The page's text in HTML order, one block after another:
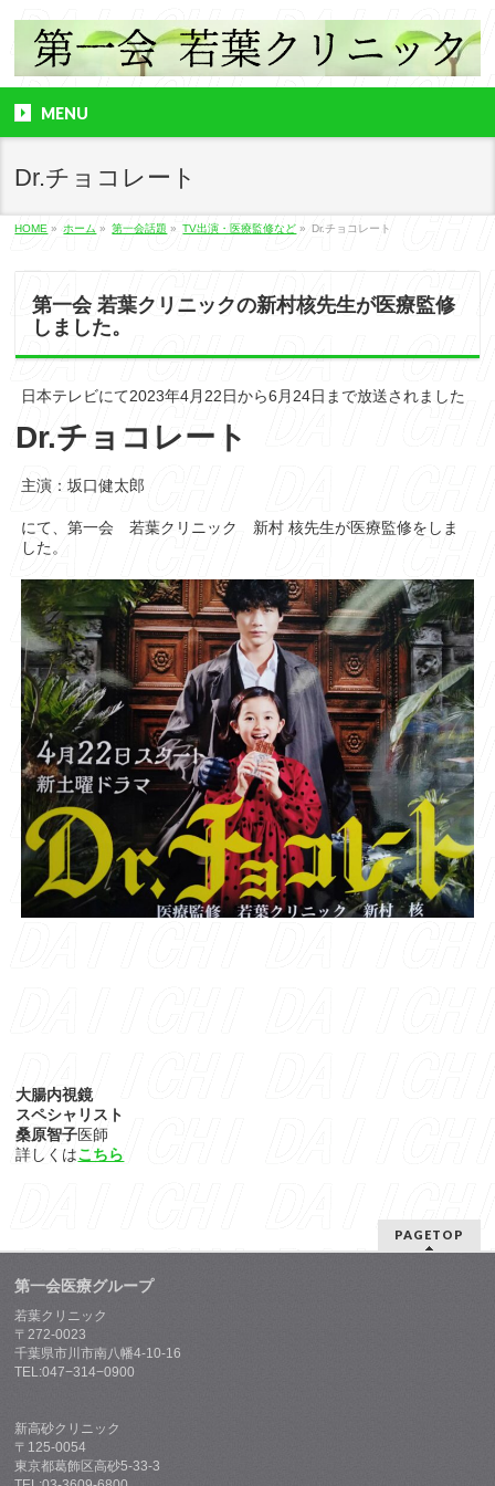
MENU
Dr.チョコレート
HOME » ホーム » 第一会話題 » TV出演・医療監修など » Dr.チョコレート
第一会 若葉クリニックの新村核先生が医療監修
しました。
日本テレビにて2023年4月22日から6月24日まで放送されました
Dr.チョコレート
主演：坂口健太郎
にて、第一会 若葉クリニック 新村 核先生が医療監修をしま
した。
大腸内視鏡
スペシャリスト
桑原智子医師
詳しくはこちら
PAGETOP
第一会医療グループ
若葉クリニック
〒272-0023
千葉県市川市南八幡4-10-16
TEL:047−314−0900
新高砂クリニック
〒125-0054
東京都葛飾区高砂5-33-3